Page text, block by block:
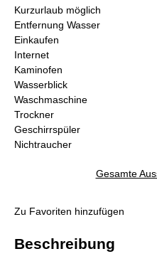
Kurzurlaub möglich
Entfernung Wasser
Einkaufen
Internet
Kaminofen
Wasserblick
Waschmaschine
Trockner
Geschirrspüler
Nichtraucher
Gesamte
Zu Favoriten hinzufügen
Beschreibung